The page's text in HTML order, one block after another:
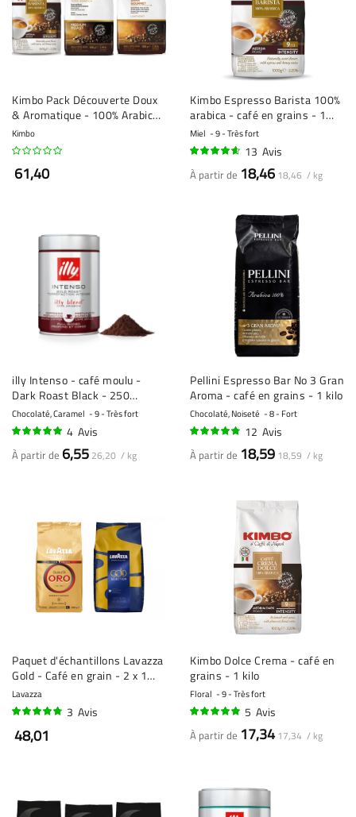
Kimbo Pack Découverte Doux
& Aromatique - 100% Arabica
- 3 x 1 kilo
Kimbo
61,40
Kimbo Espresso Barista 100%
arabica - café en grains - 1
kilo
Miel 9 - Très fort
13 Avis
À partir de 18,46 18,46 / kg
illy Intenso - café moulu -
Dark Roast Black - 250
grammes
Chocolaté, Caramel 9 - Très fort
4 Avis
À partir de 6,55 26,20 / kg
Pellini Espresso Bar No 3 Gran
Aroma - café en grains - 1 kilo
Chocolaté, Noiseté 8 - Fort
12 Avis
À partir de 18,59 18,59 / kg
Paquet d'échantillons Lavazza
Gold - Café en grain - 2 x 1
kilo
Lavazza
3 Avis
48,01
Kimbo Dolce Crema - café en
grains - 1 kilo
Floral 9 - Très fort
5 Avis
À partir de 17,34 17,34 / kg